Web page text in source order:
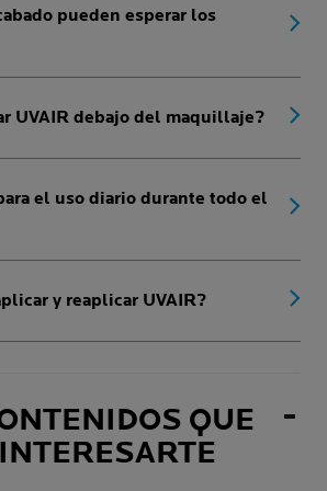
pueden esperar los
UVAIR debajo del maquillaje?
el uso diario durante todo el
y reaplicar UVAIR?
QUE